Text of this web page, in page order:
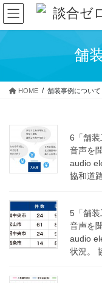
コ
ン
テ
ン
ス
ナ
ビ
ゲ
ー
ン
舗
HOME 舗装事例について
6「舗
音声を
audio
協和道
5「舗
音声を
audio
状況。